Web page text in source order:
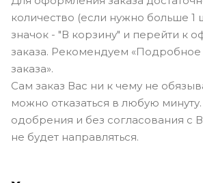
количество (если нужно больше 1
значок - "В корзину" и перейти к
заказа. Рекомендуем
заказа».
Сам заказ Вас ни к чему не
можно отказаться в любую
одобрения и без согласования с
не будет направляться.